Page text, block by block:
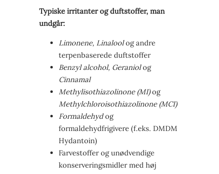
Typiske irritanter og duftstoffer, man
undgår:
Limonene, Linaloolog andre
terpenbaserede duftstoffer
Benzyl alcohol, Geraniolog
Cinnamal
Methylisothiazolinone (MI)og
Methylchloroisothiazolinone (MCI)
Formaldehydog
formaldehydfrigivere (f.eks. DMDM
Hydantoin)
Farvestoffer og unødvendige
konserveringsmidler med høj